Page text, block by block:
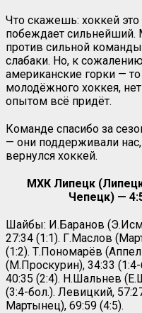
Что скажешь: хоккей
побеждает
против сильной
слабаки. Но, к
американские горки —
молодёжного хоккея,
опытом всё придёт.
Команде спасибо за
— они поддерживали
вернулся хоккей.
МХК Липецк
Чепецк) —
Шайбы: И.Баранов
27:34 (1:1). Г.Маслов
(1:2). Т.Пономарёв
(М.Проскурин), 34:33
40:35 (2:4). Н.Шальнев
(3:4-бол.). Левицкий,
Мартынец), 69:59 (4:5).